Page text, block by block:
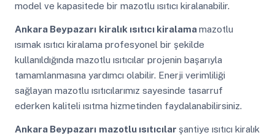
model ve kapasitede bir mazotlu ısıtıcı kiralanabilir.
Ankara Beypazarı kiralık ısıtıcı kiralamamazotlu
ısımak ısıtıcı kiralama profesyonel bir şekilde
kullanıldığında mazotlu ısıtıcılar projenin başarıyla
tamamlanmasına yardımcı olabilir. Enerji verimliliği
sağlayan mazotlu ısıtıcılarımız sayesinde tasarruf
ederken kaliteli ısıtma hizmetinden faydalanabilirsiniz.
Ankara Beypazarı mazotlu ısıtıcılar şantiye ısıtıcı kiralık